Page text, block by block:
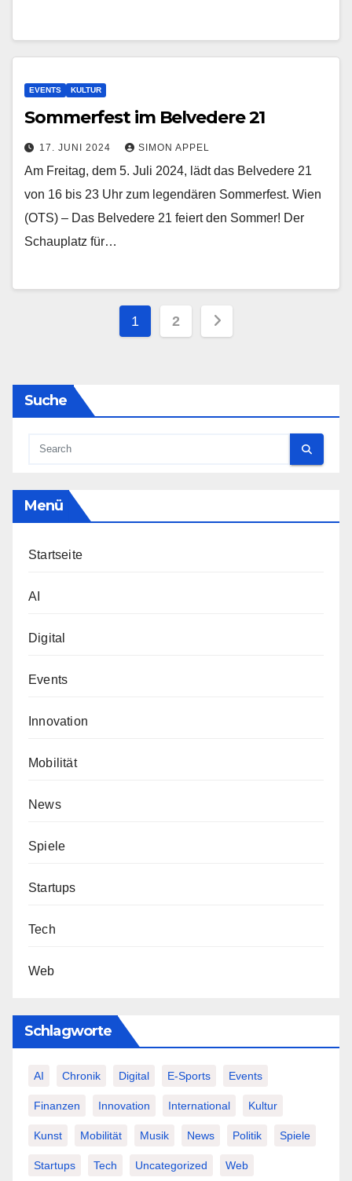
EVENTS KULTUR
Sommerfest im Belvedere 21
17. JUNI 2024 SIMON APPEL
Am Freitag, dem 5. Juli 2024, lädt das Belvedere 21
von 16 bis 23 Uhr zum legendären Sommerfest. Wien
(OTS) – Das Belvedere 21 feiert den Sommer! Der
Schauplatz für…
1 2
Suche
Menü
Startseite
AI
Digital
Events
Innovation
Mobilität
News
Spiele
Startups
Tech
Web
Schlagworte
AI Chronik Digital E-Sports Events
Finanzen Innovation International Kultur
Kunst Mobilität Musik News Politik Spiele
Startups Tech Uncategorized Web